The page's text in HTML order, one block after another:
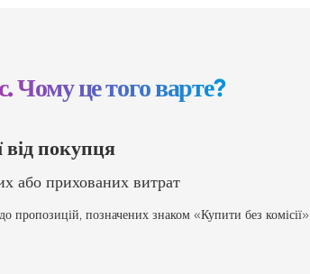
Чому це того варте?
від покупця
або прихованих витрат
до пропозицій, позначених знаком «Купити без комісії»